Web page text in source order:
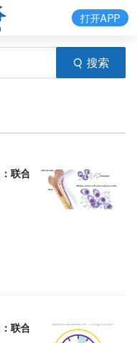
搜索
打开APP
：联合Kyprolis+地塞米松，
：联合泊马度胺+地塞米松，